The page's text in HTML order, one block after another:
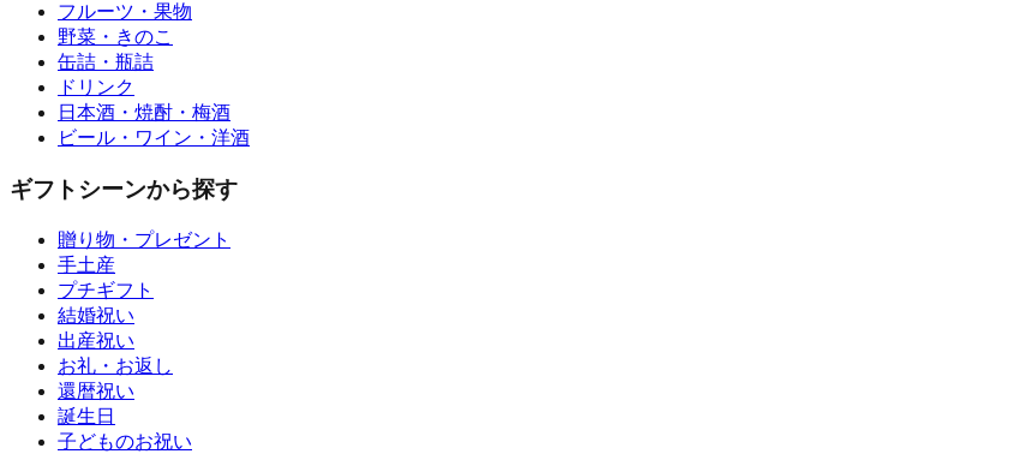
フルーツ・果物
野菜・きのこ
缶詰・瓶詰
ドリンク
日本酒・焼酎・梅酒
ビール・ワイン・洋酒
ギフトシーンから探す
贈り物・プレゼント
手土産
プチギフト
結婚祝い
出産祝い
お礼・お返し
還暦祝い
誕生日
子どものお祝い